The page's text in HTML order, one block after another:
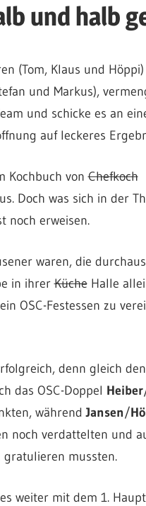
und halb
(Tom, Klaus und
und Markus),
und schicke es an
auf leckeres
Kochbuch vonChefkoch
Doch was sich in der
noch erweisen.
waren, die
in ihrerKücheHalle
OSC-Festessen zu
denn gleich
das OSC-Doppel Heiber
währendJansen/
noch verdattelten und
mussten.
weiter mit dem 1.